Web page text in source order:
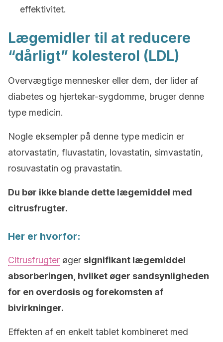
effektivitet.
Lægemidler til at reducere
“dårligt” kolesterol (LDL)
Overvægtige mennesker eller dem, der lider af
diabetes og hjertekar-sygdomme, bruger denne
type medicin.
Nogle eksempler på denne type medicin er
atorvastatin, fluvastatin, lovastatin, simvastatin,
rosuvastatin og pravastatin.
Du bør ikke blande dette lægemiddel med
citrusfrugter.
Her er hvorfor:
Citrusfrugter øger signifikant lægemiddel
absorberingen, hvilket øger sandsynligheden
for en overdosis og forekomsten af ​​
bivirkninger.
Effekten af ​​en enkelt tablet kombineret med